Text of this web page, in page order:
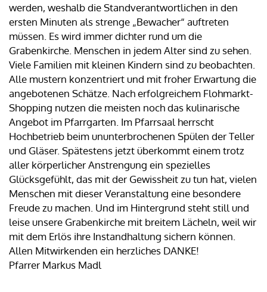
werden, weshalb die Standverantwortlichen in den
ersten Minuten als strenge „Bewacher“ auftreten
müssen. Es wird immer dichter rund um die
Grabenkirche. Menschen in jedem Alter sind zu sehen.
Viele Familien mit kleinen Kindern sind zu beobachten.
Alle mustern konzentriert und mit froher Erwartung die
angebotenen Schätze. Nach erfolgreichem Flohmarkt-
Shopping nutzen die meisten noch das kulinarische
Angebot im Pfarrgarten. Im Pfarrsaal herrscht
Hochbetrieb beim ununterbrochenen Spülen der Teller
und Gläser. Spätestens jetzt überkommt einem trotz
aller körperlicher Anstrengung ein spezielles
Glücksgefühlt, das mit der Gewissheit zu tun hat, vielen
Menschen mit dieser Veranstaltung eine besondere
Freude zu machen. Und im Hintergrund steht still und
leise unsere Grabenkirche mit breitem Lächeln, weil wir
mit dem Erlös ihre Instandhaltung sichern können.
Allen Mitwirkenden ein herzliches DANKE!
Pfarrer Markus Madl